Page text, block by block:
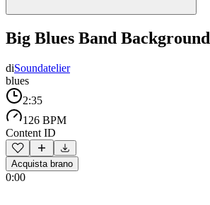
Big Blues Band Background
diSoundatelier
blues
2:35
126 BPM
Content ID
Acquista brano
0:00